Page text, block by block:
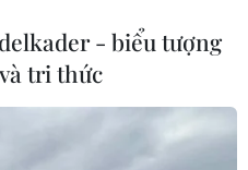
báo mất việc, điều
- biểu tượng
tri thức